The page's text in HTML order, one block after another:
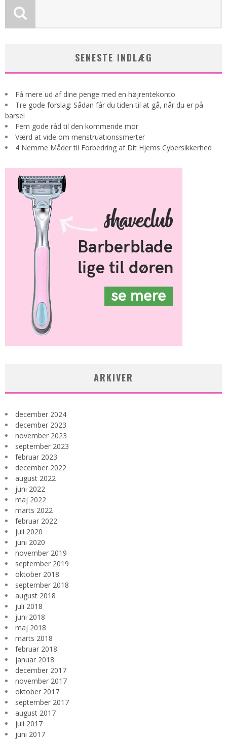
SENESTE INDLÆG
Få mere ud af dine penge med en højrentekonto
Tre gode forslag: Sådan får du tiden til at gå, når du er på
barsel
Fem gode råd til den kommende mor
Værd at vide om menstruationssmerter
4 Nemme Måder til Forbedring af Dit Hjems Cybersikkerhed
ARKIVER
december 2024
december 2023
november 2023
september 2023
februar 2023
december 2022
august 2022
juni 2022
maj 2022
marts 2022
februar 2022
juli 2020
juni 2020
november 2019
september 2019
oktober 2018
september 2018
august 2018
juli 2018
juni 2018
maj 2018
marts 2018
februar 2018
januar 2018
december 2017
november 2017
oktober 2017
september 2017
august 2017
juli 2017
juni 2017